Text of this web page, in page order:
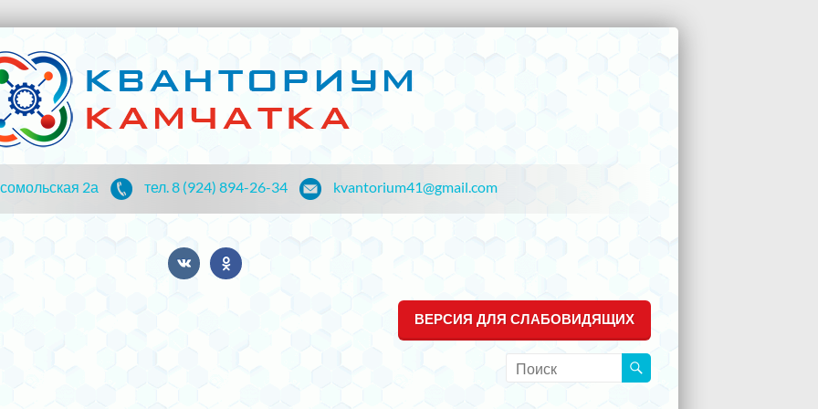
2а тел. 8 (924) 894-26-34 kvantorium41@gmail.com
ВЕРСИЯ ДЛЯ СЛАБОВИДЯЩИХ